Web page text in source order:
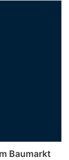
Baumarkt